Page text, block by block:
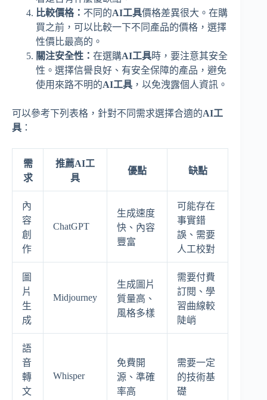
比較價格： 不同的AI工具價格差異很大。在購
買之前，可以比較一下不同產品的價格，選擇
性價比最高的。
關注安全性： 在選購AI工具時，要注意其安全
性。選擇信譽良好、有安全保障的產品，避免
使用來路不明的AI工具 ，以免洩露個人資訊。
可以參考下列表格，針對不同需求選擇合適的AI工
具 ：
需
求
推薦AI工
具
優點 缺點
內
容
創
作
ChatGPT
生成速度
快、內容
豐富
可能存在
事實錯
誤、需要
人工校對
圖
片
生
成
Midjourney
生成圖片
質量高、
風格多樣
需要付費
訂閱、學
習曲線較
陡峭
語
音
轉
文
Whisper
免費開
源、準確
率高
需要一定
的技術基
礎